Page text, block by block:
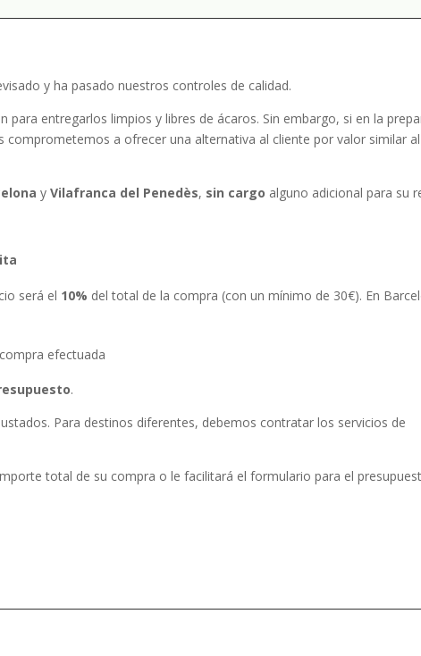
y ha pasado nuestros controles de calidad.
entregarlos limpios y libres de ácaros. Sin embargo, si en la
a ofrecer una alternativa al cliente por valor similar
yVilafranca del Penedès, sin cargo alguno adicional para su
será el 10% del total de la compra (con un mínimo de 30€). En
efectuada
.
Para destinos diferentes, debemos contratar los servicios de
total de su compra o le facilitará el formulario para el